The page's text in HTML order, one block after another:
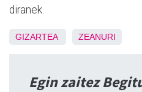
diranek.
GIZARTEA ZEANURI
Egin zaitez